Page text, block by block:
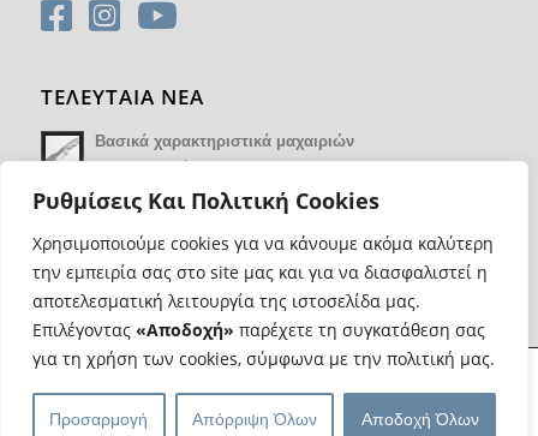
Ρυθμίσεις Και Πολιτική Cookies
Χρησιμοποιούμε cookies για να κάνουμε ακόμα καλύτερη
την εμπειρία σας στο site μας και για να διασφαλιστεί η
αποτελεσματική λειτουργία της ιστοσελίδα μας.
Επιλέγοντας «Αποδοχή» παρέχετε τη συγκατάθεση σας
για τη χρήση των cookies, σύμφωνα με την πολιτική μας.
Προσαρμογή Απόρριψη Όλων Αποδοχή Όλων
ΤΕΛΕΥΤΑΙΑ ΝΕΑ
Βασικά χαρακτηριστικά μαχαιριών
14 Φεβρουαρίου 2018 - 17:21